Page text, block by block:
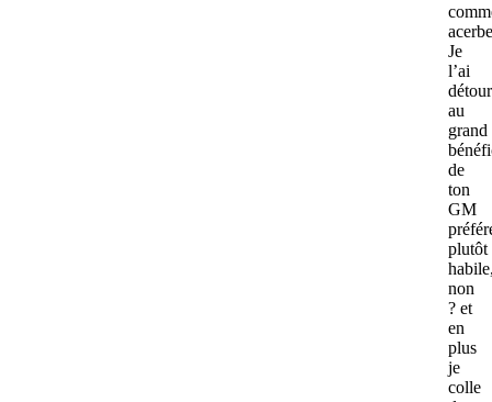
Je
l’ai
au
grand
de
ton
GM
plutôt
non
? et
en
plus
je
colle